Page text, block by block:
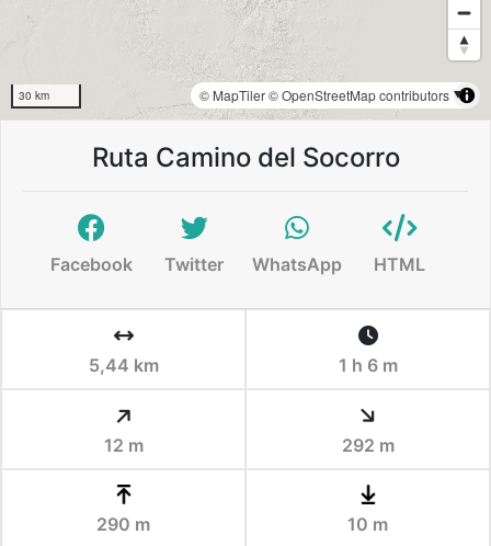
30 km © MapTiler© OpenStreetMap contributors
Ruta Camino del Socorro
Facebook Twitter WhatsApp HTML
5,44 km 1 h 6 m
12 m 292 m
290 m 10 m